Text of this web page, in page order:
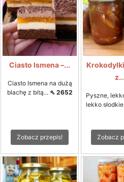
Ciasto Ismena –...
Ciasto Ismena na dużą
blachę z bitą... ⇖ 2652
Zobacz przepis!
z...
Pyszne,
lekko
Zobacz